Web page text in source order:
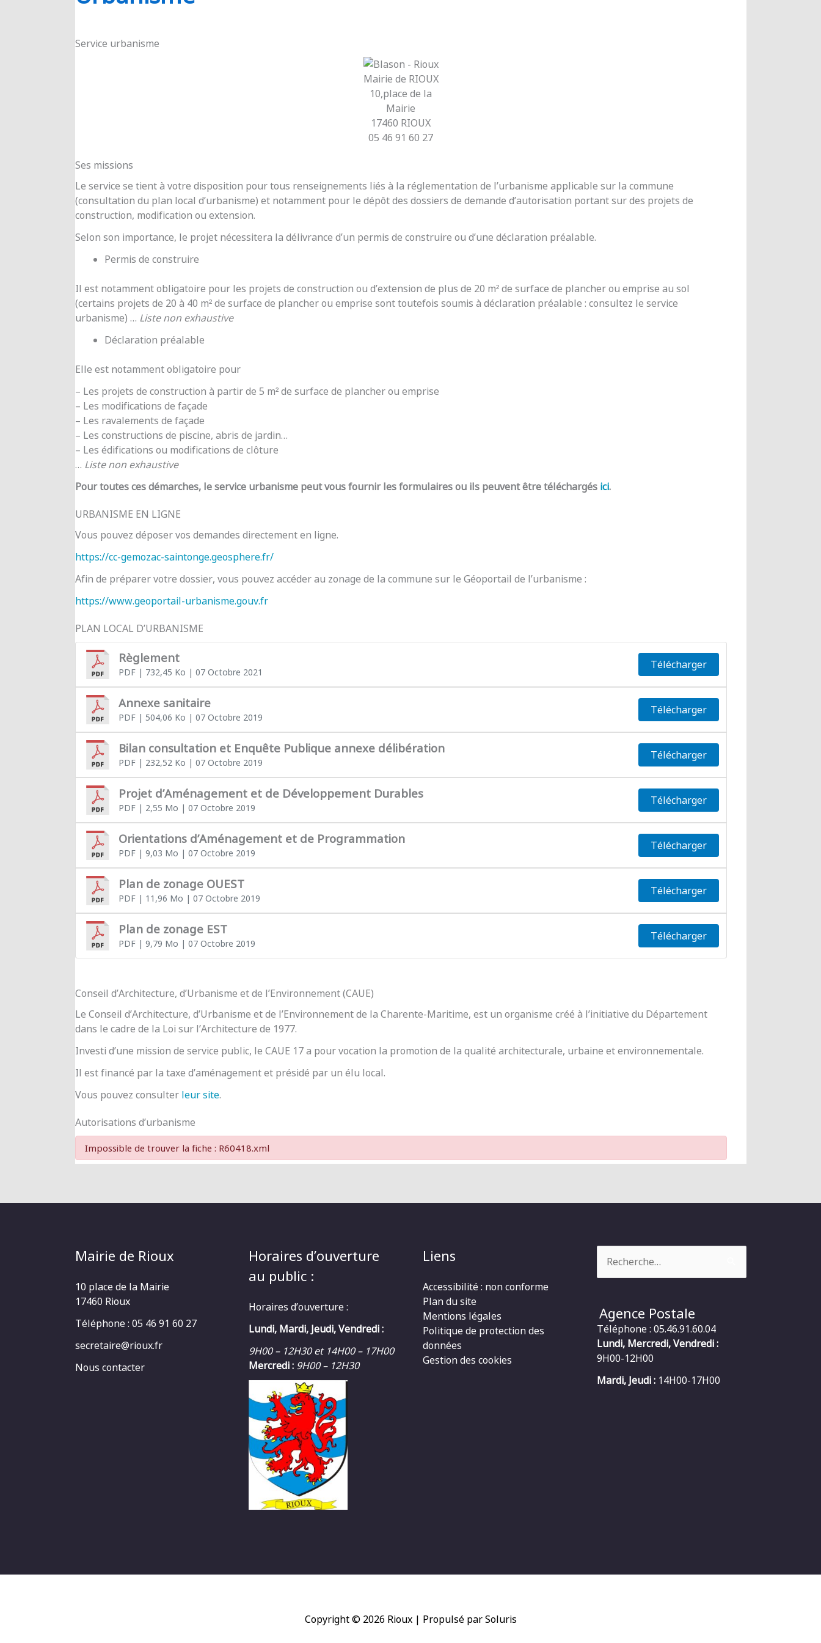
Service urbanisme
Mairie de RIOUX
10,place de la
Mairie
17460 RIOUX
05 46 91 60 27
Ses missions
Le service se tient à votre disposition pour tous renseignements liés à la réglementation de l’urbanisme applicable sur la commune
(consultation du plan local d’urbanisme) et notamment pour le dépôt des dossiers de demande d’autorisation portant sur des projets de
construction, modification ou extension.
Selon son importance, le projet nécessitera la délivrance d’un permis de construire ou d’une déclaration préalable.
Permis de construire
Il est notamment obligatoire pour les projets de construction ou d’extension de plus de 20 m² de surface de plancher ou emprise au sol
(certains projets de 20 à 40 m² de surface de plancher ou emprise sont toutefois soumis à déclaration préalable : consultez le service
urbanisme) … Liste non exhaustive
Déclaration préalable
Elle est notamment obligatoire pour
– Les projets de construction à partir de 5 m² de surface de plancher ou emprise
– Les modifications de façade
– Les ravalements de façade
– Les constructions de piscine, abris de jardin…
– Les édifications ou modifications de clôture
… Liste non exhaustive
Pour toutes ces démarches, le service urbanisme peut vous fournir les formulaires ou ils peuvent être téléchargés ici.
URBANISME EN LIGNE
Vous pouvez déposer vos demandes directement en ligne.
https://cc-gemozac-saintonge.geosphere.fr/
Afin de préparer votre dossier, vous pouvez accéder au zonage de la commune sur le Géoportail de l’urbanisme :
https://www.geoportail-urbanisme.gouv.fr
PLAN LOCAL D’URBANISME
Règlement
PDF| 732,45 Ko | 07 Octobre 2021
Télécharger
Annexe sanitaire
PDF| 504,06 Ko | 07 Octobre 2019
Télécharger
Bilan consultation et Enquête Publique annexe délibération
PDF| 232,52 Ko | 07 Octobre 2019
Télécharger
Projet d’Aménagement et de Développement Durables
PDF| 2,55 Mo | 07 Octobre 2019
Télécharger
Orientations d’Aménagement et de Programmation
PDF| 9,03 Mo | 07 Octobre 2019
Télécharger
Plan de zonage OUEST
PDF| 11,96 Mo | 07 Octobre 2019
Télécharger
Plan de zonage EST
PDF| 9,79 Mo | 07 Octobre 2019
Télécharger
Conseil d’Architecture, d’Urbanisme et de l’Environnement (CAUE)
Le Conseil d’Architecture, d’Urbanisme et de l’Environnement de la Charente-Maritime, est un organisme créé à l’initiative du Département
dans le cadre de la Loi sur l’Architecture de 1977.
Investi d’une mission de service public, le CAUE 17 a pour vocation la promotion de la qualité architecturale, urbaine et environnementale.
Il est financé par la taxe d’aménagement et présidé par un élu local.
Vous pouvez consulter leur site.
Autorisations d’urbanisme
Impossible de trouver la fiche : R60418.xml
Mairie de Rioux
10 place de la Mairie
17460 Rioux
Téléphone : 05 46 91 60 27
secretaire@rioux.fr
Nous contacter
Horaires d’ouverture
au public :
Horaires d’ouverture :
Lundi, Mardi, Jeudi, Vendredi :
9H00 – 12H30 et 14H00 – 17H00
Mercredi : 9H00 – 12H30
Liens
Accessibilité : non conforme
Plan du site
Mentions légales
Politique de protection des
données
Gestion des cookies
Agence Postale
Téléphone : 05.46.91.60.04
Lundi, Mercredi, Vendredi :
9H00-12H00
Mardi, Jeudi : 14H00-17H00
Copyright © 2026 Rioux| Propulsé par Soluris